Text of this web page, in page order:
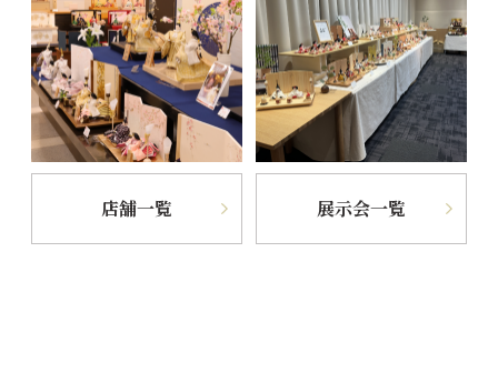
店舗一覧 展示会一覧